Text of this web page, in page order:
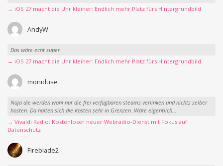
→ iOS 27 macht die Uhr kleiner: Endlich mehr Platz fürs Hintergrundbild
AndyW
Das wäre echt super
→ iOS 27 macht die Uhr kleiner: Endlich mehr Platz fürs Hintergrundbild
moniduse
Naja die werden wohl nur die frei verfügbaren steams verlinken und nichts selber
hosten. Da halten sich die Kosten sehr in Grenzen. Wäre eigentlich...
→ Vivaldi Radio: Kostenloser neuer Webradio-Dienst mit Fokus auf
Datenschutz
Fireblade2